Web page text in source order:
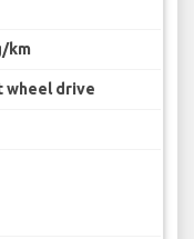
km
wheel drive